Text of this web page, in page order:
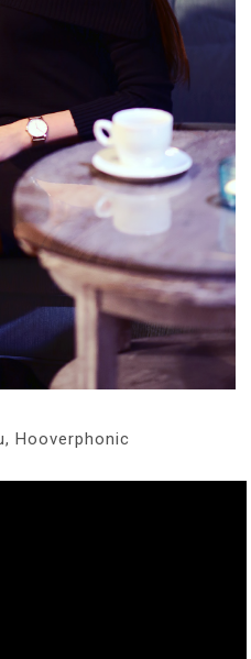
Hooverphonic